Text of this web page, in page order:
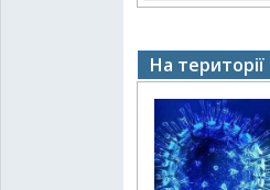
На території